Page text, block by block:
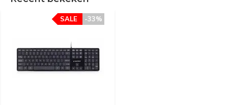
-33%
SALE